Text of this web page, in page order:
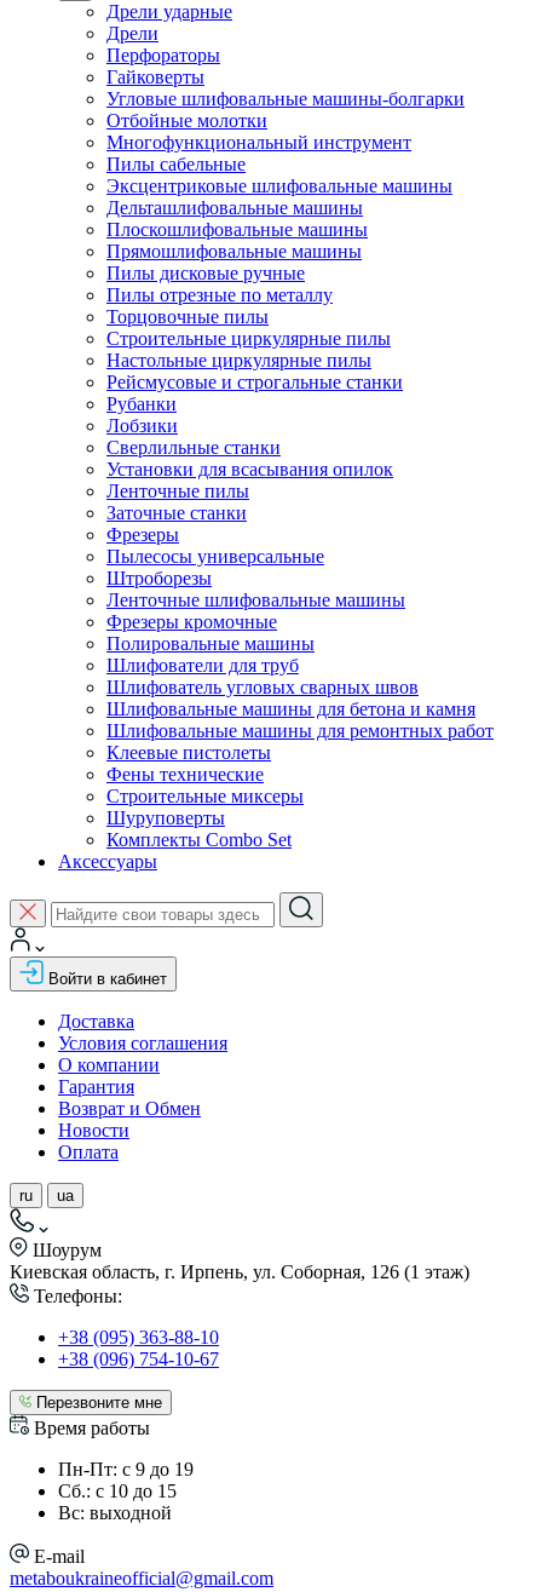
Дрели ударные
Дрели
Перфораторы
Гайковерты
Угловые шлифовальные машины-болгарки
Отбойные молотки
Многофункциональный инструмент
Пилы сабельные
Эксцентриковые шлифовальные машины
Дельташлифовальные машины
Плоскошлифовальные машины
Прямошлифовальные машины
Пилы дисковые ручные
Пилы отрезные по металлу
Торцовочные пилы
Строительные циркулярные пилы
Настольные циркулярные пилы
Рейсмусовые и строгальные станки
Рубанки
Лобзики
Сверлильные станки
Установки для всасывания опилок
Ленточные пилы
Заточные станки
Фрезеры
Пылесосы универсальные
Штроборезы
Ленточные шлифовальные машины
Фрезеры кромочные
Полировальные машины
Шлифователи для труб
Шлифователь угловых сварных швов
Шлифовальные машины для бетона и камня
Шлифовальные машины для ремонтных работ
Клеевые пистолеты
Фены технические
Строительные миксеры
Шуруповерты
Комплекты Combo Set
Аксессуары
Войти в кабинет
Доставка
Условия соглашения
О компании
Гарантия
Возврат и Обмен
Новости
Оплата
ru ua
Шоурум
Киевская область, г. Ирпень, ул. Соборная, 126 (1 этаж)
Телефоны:
+38 (095) 363-88-10
+38 (096) 754-10-67
Перезвоните мне
Время работы
Пн-Пт: с 9 до 19
Сб.: с 10 до 15
Вс: выходной
E-mail
metaboukraineofficial@gmail.com